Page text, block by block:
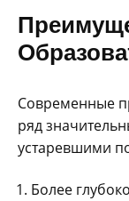
Современные
ряд
устаревшими
Более